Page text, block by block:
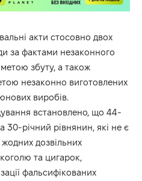
акти стосовно двох
за фактами незаконного
збуту, а також
незаконно виготовлених
виробів.
встановлено, що 44-
30-річний рівнянин, які не є
дозвільних
та цигарок,
фальсифікованих